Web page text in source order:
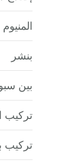
المنيوم
بنشر
بين
تركيب
تركيب